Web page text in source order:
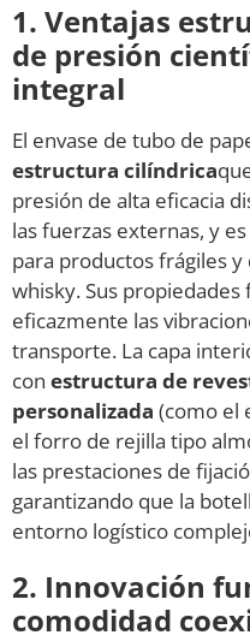
1. Ventajas
de presión
integral
El envase de tubo de
estructura cilíndrica
presión de alta eficacia
las fuerzas externas, y
para productos frágiles
whisky. Sus propiedades
eficazmente las
transporte. La capa
con estructura de
personalizada (como el
el forro de rejilla tipo
las prestaciones de
garantizando que la
entorno logístico
2. Innovación
comodidad